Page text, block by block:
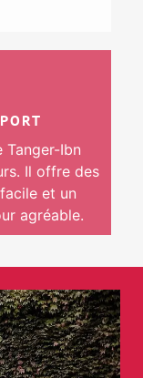
Tanger-Ibn
Il offre des
et un
agréable.